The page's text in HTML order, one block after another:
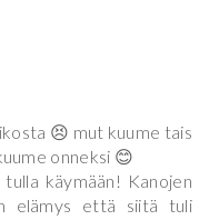
😣 mut kuume tais
onneksi 😊
käymään! Kanojen
elämys että siitä tuli